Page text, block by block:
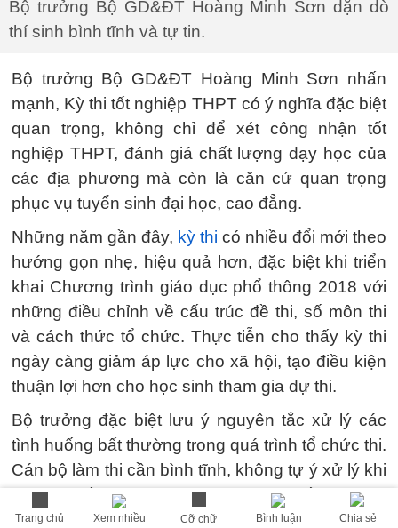
Trang chủ Xem nhiều Cỡ chữ Bình luận Chia sẻ
Bộ trưởng Bộ GD&ĐT Hoàng Minh Sơn dặn dò
thí sinh bình tĩnh và tự tin.
Bộ trưởng Bộ GD&ĐT Hoàng Minh Sơn nhấn
mạnh, Kỳ thi tốt nghiệp THPT có ý nghĩa đặc biệt
quan trọng, không chỉ để xét công nhận tốt
nghiệp THPT, đánh giá chất lượng dạy học của
các địa phương mà còn là căn cứ quan trọng
phục vụ tuyển sinh đại học, cao đẳng.
Những năm gần đây, kỳ thi có nhiều đổi mới theo
hướng gọn nhẹ, hiệu quả hơn, đặc biệt khi triển
khai Chương trình giáo dục phổ thông 2018 với
những điều chỉnh về cấu trúc đề thi, số môn thi
và cách thức tổ chức. Thực tiễn cho thấy kỳ thi
ngày càng giảm áp lực cho xã hội, tạo điều kiện
thuận lợi hơn cho học sinh tham gia dự thi.
Bộ trưởng đặc biệt lưu ý nguyên tắc xử lý các
tình huống bất thường trong quá trình tổ chức thi.
Cán bộ làm thi cần bình tĩnh, không tự ý xử lý khi
gặp sự cố mà phải báo cáo, xin ý kiến Trưởng
điểm thi và các cấp có thẩm quyền. Mọi quyết